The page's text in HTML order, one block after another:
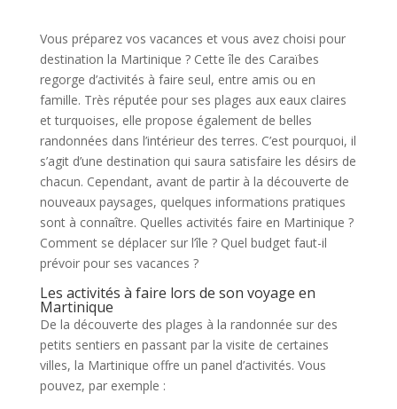
Vous préparez vos vacances et vous avez choisi pour
destination la Martinique ? Cette île des Caraïbes
regorge d’activités à faire seul, entre amis ou en
famille. Très réputée pour ses plages aux eaux claires
et turquoises, elle propose également de belles
randonnées dans l’intérieur des terres. C’est pourquoi, il
s’agit d’une destination qui saura satisfaire les désirs de
chacun. Cependant, avant de partir à la découverte de
nouveaux paysages, quelques informations pratiques
sont à connaître. Quelles activités faire en Martinique ?
Comment se déplacer sur l’île ? Quel budget faut-il
prévoir pour ses vacances ?
Les activités à faire lors de son voyage en
Martinique
De la découverte des plages à la randonnée sur des
petits sentiers en passant par la visite de certaines
villes, la Martinique offre un panel d’activités. Vous
pouvez, par exemple :